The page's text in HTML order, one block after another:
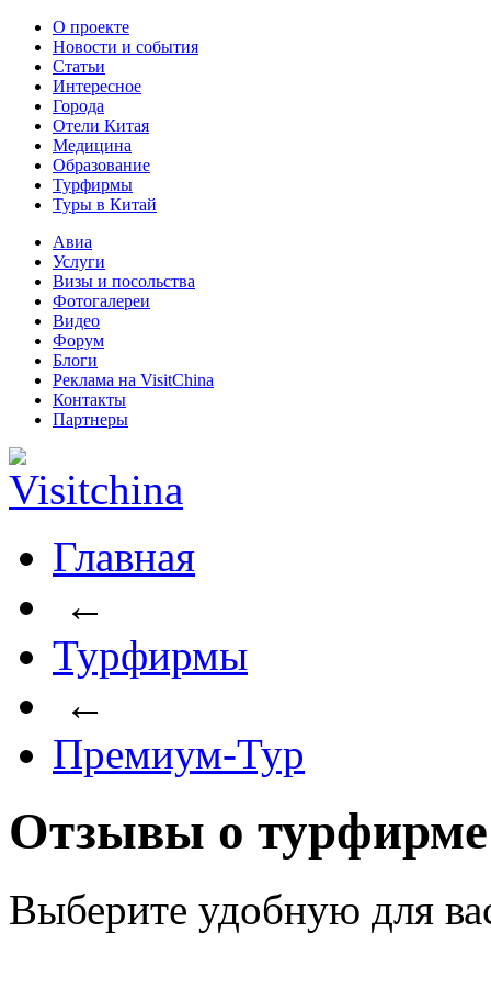
О проекте
Новости и события
Статьи
Интересное
Города
Отели Китая
Медицина
Образование
Турфирмы
Туры в Китай
Авиа
Услуги
Визы и посольства
Фотогалереи
Видео
Форум
Блоги
Реклама на VisitChina
Контакты
Партнеры
Главная
←
Турфирмы
←
Премиум-Тур
Отзывы о
Выберите удобную для